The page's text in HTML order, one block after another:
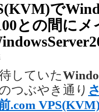
で
との間に
していた
つぶやき通り
.com